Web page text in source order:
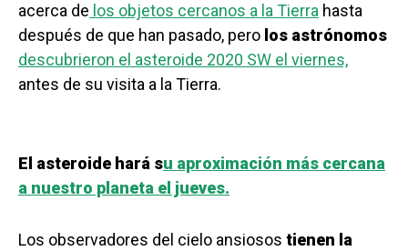
acerca de los objetos cercanos a la Tierra hasta
después de que han pasado, pero los astrónomos
descubrieron el asteroide 2020 SW el viernes,
antes de su visita a la Tierra.
El asteroide hará su aproximación más cercana
a nuestro planeta el jueves.
Los observadores del cielo ansiosos tienen la